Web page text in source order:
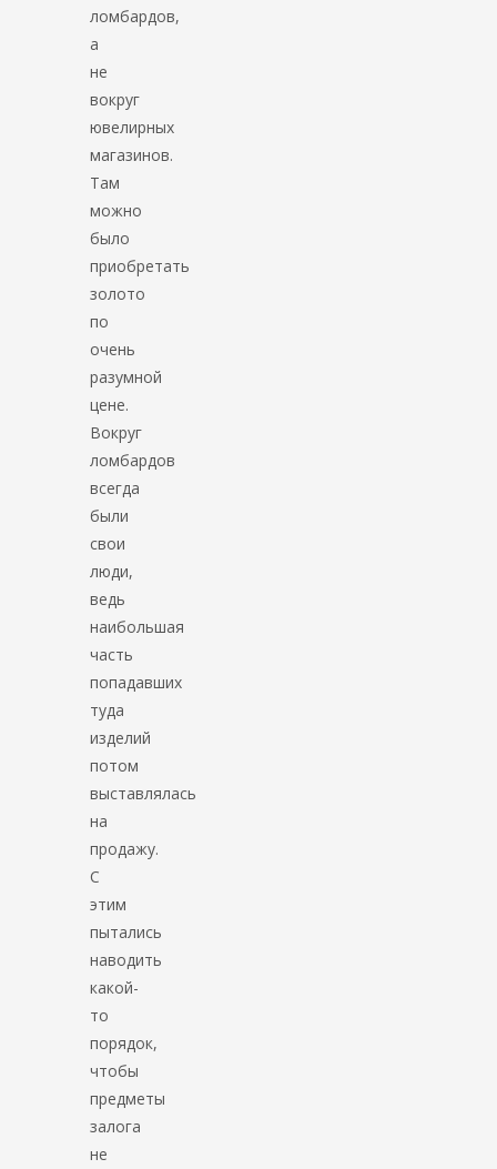
ломбардов,
а
не
вокруг
ювелирных
магазинов.
Там
можно
было
приобретать
золото
по
очень
разумной
цене.
Вокруг
ломбардов
всегда
были
свои
люди,
ведь
наибольшая
часть
попадавших
туда
изделий
потом
выставлялась
на
продажу.
С
этим
пытались
наводить
какой-
то
порядок,
чтобы
предметы
залога
не